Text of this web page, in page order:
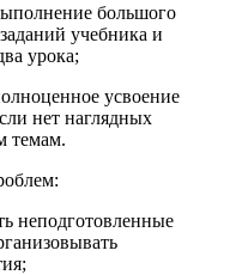
большого
учебника и
урока;
усвоение
нет наглядных
темам.
неподготовленные